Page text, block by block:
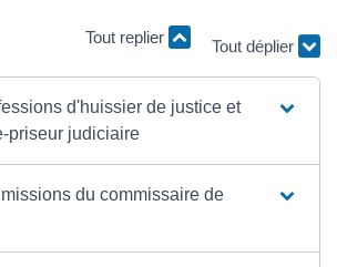
Tout replier
Tout déplier
d'huissier de justice et
priseur judiciaire
du commissaire de